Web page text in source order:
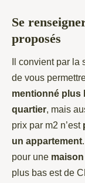
Se
proposés
Il convient par la
de vous
mentionné plus
quartier, mais
prix par m2 n’est
un appartement
pour une maison
plus bas est de